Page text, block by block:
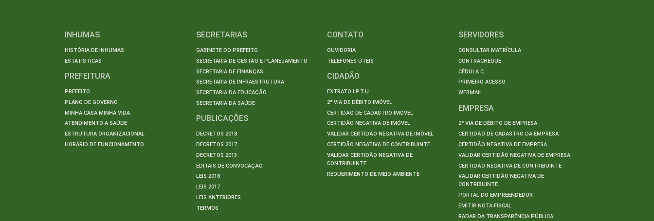
INHUMAS
HISTÓRIA DE INHUMAS
ESTATÍSTICAS
PREFEITURA
PREFEITO
PLANO DE GOVERNO
MINHA CASA MINHA VIDA
ATENDIMENTO A SAÚDE
ESTRUTURA ORGANIZACIONAL
HORÁRIO DE FUNCIONAMENTO
SECRETARIAS
GABINETE DO PREFEITO
SECRETARIA DE GESTÃO E PLANEJAMENTO
SECRETARIA DE FINANÇAS
SECRETARIA DE INFRAESTRUTURA
SECRETARIA DA EDUCAÇÃO
SECRETARIA DA SAÚDE
PUBLICAÇÕES
DECRETOS 2018
DECRETOS 2017
DECRETOS 2013
EDITAIS DE CONVOCAÇÃO
LEIS 2018
LEIS 2017
LEIS ANTERIORES
TERMOS
CONTATO
OUVIDORIA
TELEFONES ÚTEIS
CIDADÃO
EXTRATO I.P.T.U
2ª VIA DE DÉBITO IMÓVEL
CERTIDÃO DE CADASTRO IMÓVEL
CERTIDÃO NEGATIVA DE IMÓVEL
VALIDAR CERTIDÃO NEGATIVA DE IMÓVEL
CERTIDÃO NEGATIVA DE CONTRIBUINTE
VALIDAR CERTIDÃO NEGATIVA DE
CONTRIBUINTE
REQUERIMENTO DE MEIO AMBIENTE
SERVIDORES
CONSULTAR MATRÍCULA
CONTRACHEQUE
CÉDULA C
PRIMEIRO ACESSO
WEBMAIL
EMPRESA
2ª VIA DE DÉBITO DE EMPRESA
CERTIDÃO DE CADASTRO DA EMPRESA
CERTIDÃO NEGATIVA DE EMPRESA
VALIDAR CERTIDÃO NEGATIVA DE EMPRESA
CERTIDÃO NEGATIVA DE CONTRIBUINTE
VALIDAR CERTIDÃO NEGATIVA DE
CONTRIBUINTE
PORTAL DO EMPREENDEDOR
EMITIR NOTA FISCAL
RADAR DA TRANSPARÊNCIA PÚBLICA